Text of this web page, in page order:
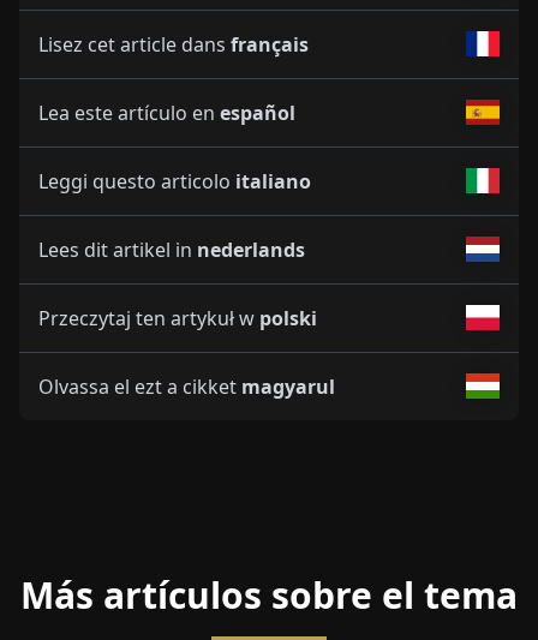
Lisez cet article dans français
Lea este artículo en español
Leggi questo articolo italiano
Lees dit artikel in nederlands
Przeczytaj ten artykuł w polski
Olvassa el ezt a cikket magyarul
Más artículos sobre el tema